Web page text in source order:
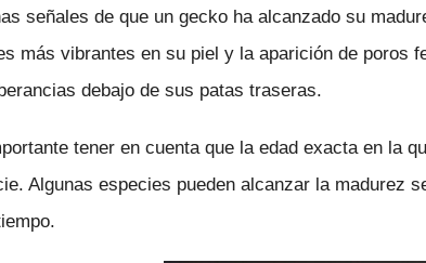
señales de que un gecko ha alcanzado su
más vibrantes en su piel y la aparición de poros
debajo de sus patas traseras.
tener en cuenta que la edad exacta en la
Algunas especies pueden alcanzar la madurez